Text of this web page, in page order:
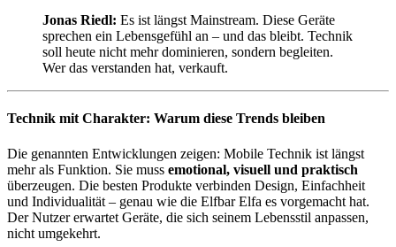
Jonas Riedl: Es ist längst Mainstream. Diese Geräte
sprechen ein Lebensgefühl an – und das bleibt. Technik
soll heute nicht mehr dominieren, sondern begleiten.
Wer das verstanden hat, verkauft.
Technik mit Charakter: Warum diese Trends bleiben
Die genannten Entwicklungen zeigen: Mobile Technik ist längst
mehr als Funktion. Sie muss emotional, visuell und praktisch
überzeugen. Die besten Produkte verbinden Design, Einfachheit
und Individualität – genau wie die Elfbar Elfa es vorgemacht hat.
Der Nutzer erwartet Geräte, die sich seinem Lebensstil anpassen,
nicht umgekehrt.